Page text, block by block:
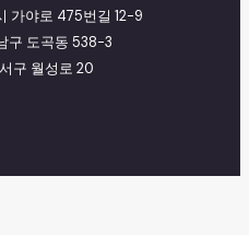
가야로 475번길 12-9
구 도곡동 538-3
구 월성로 20